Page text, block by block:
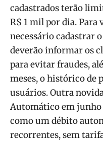
cadastrados terão
R$ 1 mil por dia. Para
necessário cadastrar
deverão informar os
para evitar fraudes,
meses, o histórico de
usuários. Outra
Automático em junho
como um débito
recorrentes, sem